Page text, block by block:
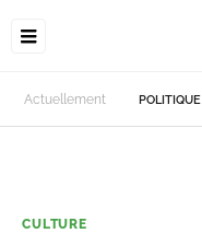
Actuellement POLITIQUE
CULTURE